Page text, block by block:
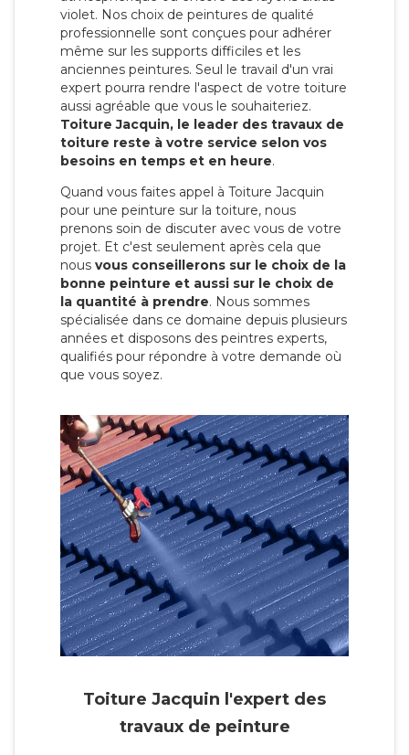
violet. Nos choix de peintures de qualité
professionnelle sont conçues pour adhérer
même sur les supports difficiles et les
anciennes peintures. Seul le travail d'un vrai
expert pourra rendre l'aspect de votre toiture
aussi agréable que vous le souhaiteriez.
Toiture Jacquin, le leader des travaux de
toiture reste à votre service selon vos
besoins en temps et en heure.
Quand vous faites appel à Toiture Jacquin
pour une peinture sur la toiture, nous
prenons soin de discuter avec vous de votre
projet. Et c'est seulement après cela que
nous vous conseillerons sur le choix de la
bonne peinture et aussi sur le choix de
la quantité à prendre. Nous sommes
spécialisée dans ce domaine depuis plusieurs
années et disposons des peintres experts,
qualifiés pour répondre à votre demande où
que vous soyez.
Toiture Jacquin l'expert des
travaux de peinture